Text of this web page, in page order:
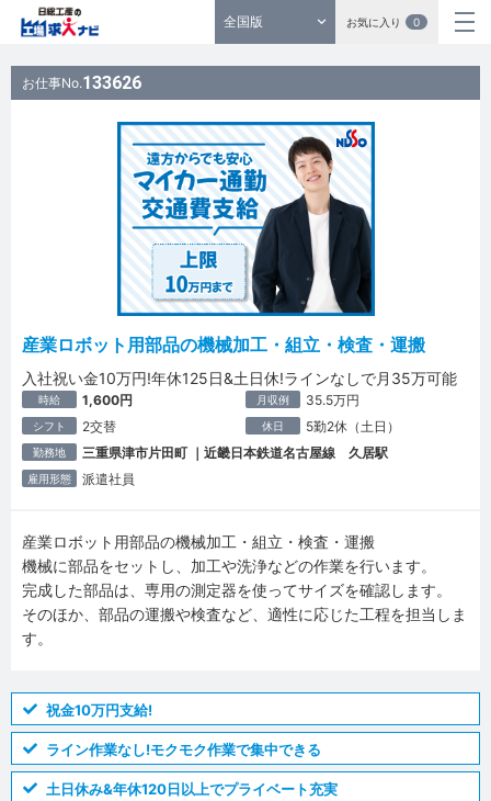
全国版 お気に入り 0
お仕事No.133626
産業ロボット用部品の機械加工・組立・検査・運搬
入社祝い金10万円!年休125日&土日休!ラインなしで月35万可能
時給 1,600円 月収例 35.5万円
シフト 2交替 休日 5勤2休（土日）
勤務地 三重県津市片田町 ｜近畿日本鉄道名古屋線 久居駅
雇用形態 派遣社員
産業ロボット用部品の機械加工・組立・検査・運搬
機械に部品をセットし、加工や洗浄などの作業を行います。
完成した部品は、専用の測定器を使ってサイズを確認します。
そのほか、部品の運搬や検査など、適性に応じた工程を担当しま
す。
祝金10万円支給!
ライン作業なし!モクモク作業で集中できる
土日休み&年休120日以上でプライベート充実